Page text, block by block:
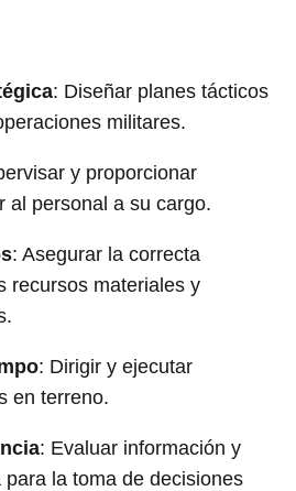
: Diseñar planes tácticos
militares.
y proporcionar
al personal a su cargo.
: Asegurar la correcta
recursos materiales y
: Dirigir y ejecutar
en terreno.
: Evaluar información y
la toma de decisiones